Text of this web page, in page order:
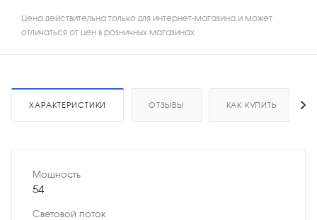
Цена действительна только для интернет-магазина и может
отличаться от цен в розничных магазинах
ХАРАКТЕРИСТИКИ ОТЗЫВЫ КАК КУПИТЬ
Мощность
54
Световой поток